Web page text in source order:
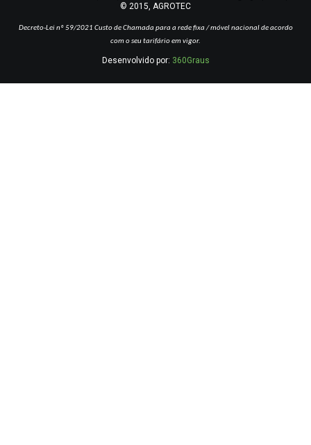
© 2015, AGROTEC
Decreto-Lei nº 59/2021 Custo de Chamada para a rede fixa / móvel nacional de acordo
com o seu tarifário em vigor.
Desenvolvido por: 360Graus